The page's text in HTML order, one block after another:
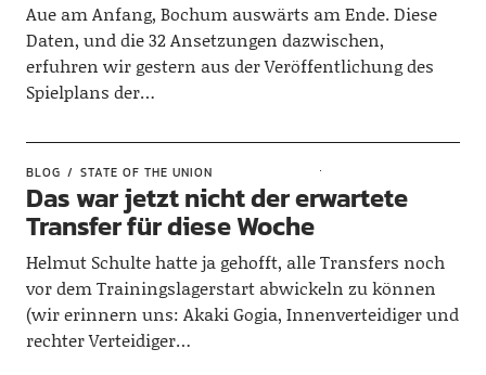
Aue am Anfang, Bochum auswärts am Ende. Diese
Daten, und die 32 Ansetzungen dazwischen,
erfuhren wir gestern aus der Veröffentlichung des
Spielplans der…
BLOG STATE OF THE UNION
Das war jetzt nicht der erwartete
Transfer für diese Woche
Helmut Schulte hatte ja gehofft, alle Transfers noch
vor dem Trainingslagerstart abwickeln zu können
(wir erinnern uns: Akaki Gogia, Innenverteidiger und
rechter Verteidiger…